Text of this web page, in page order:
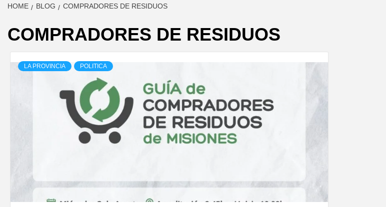
HOME BLOG COMPRADORES DE RESIDUOS
COMPRADORES DE RESIDUOS
LA PROVINCIA POLITICA